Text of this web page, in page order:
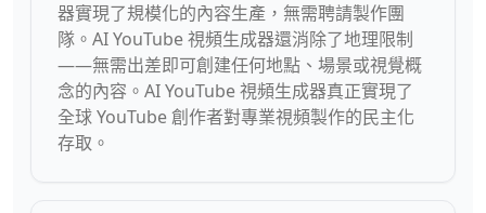
器實現了規模化的內容生產，無需聘請製作團
隊。AI YouTube 視頻生成器還消除了地理限制
——無需出差即可創建任何地點、場景或視覺概
念的內容。AI YouTube 視頻生成器真正實現了
全球 YouTube 創作者對專業視頻製作的民主化
存取。